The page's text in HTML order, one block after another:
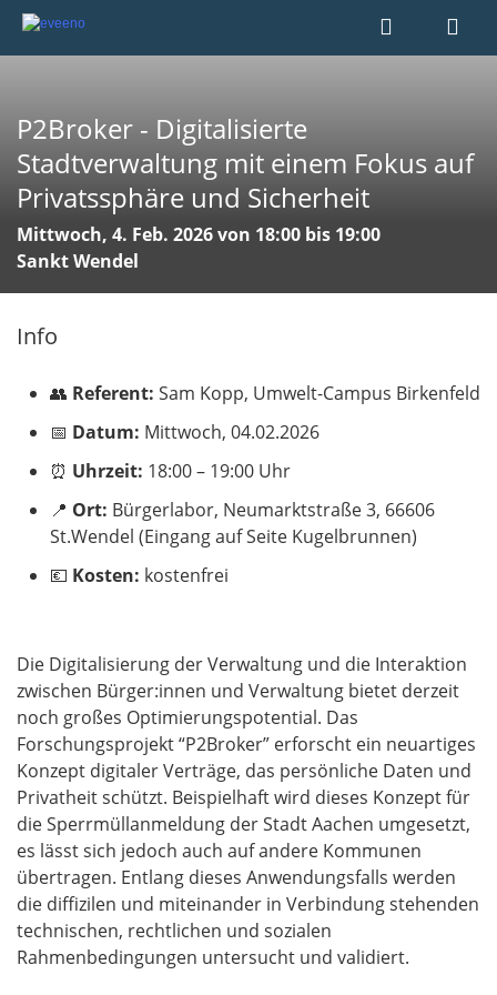
P2Broker - Digitalisierte
Stadtverwaltung mit einem Fokus auf
Privatssphäre und Sicherheit
Mittwoch, 4. Feb. 2026 von 18:00 bis 19:00
Sankt Wendel
Info
👥 Referent: Sam Kopp, Umwelt-Campus Birkenfeld
📅 Datum: Mittwoch, 04.02.2026
⏰ Uhrzeit: 18:00 – 19:00 Uhr
📍 Ort: Bürgerlabor, Neumarktstraße 3, 66606
St.Wendel (Eingang auf Seite Kugelbrunnen)
💶 Kosten: kostenfrei
Die Digitalisierung der Verwaltung und die Interaktion
zwischen Bürger:innen und Verwaltung bietet derzeit
noch großes Optimierungspotential. Das
Forschungsprojekt “P2Broker” erforscht ein neuartiges
Konzept digitaler Verträge, das persönliche Daten und
Privatheit schützt. Beispielhaft wird dieses Konzept für
die Sperrmüllanmeldung der Stadt Aachen umgesetzt,
es lässt sich jedoch auch auf andere Kommunen
übertragen. Entlang dieses Anwendungsfalls werden
die diffizilen und miteinander in Verbindung stehenden
technischen, rechtlichen und sozialen
Rahmenbedingungen untersucht und validiert.